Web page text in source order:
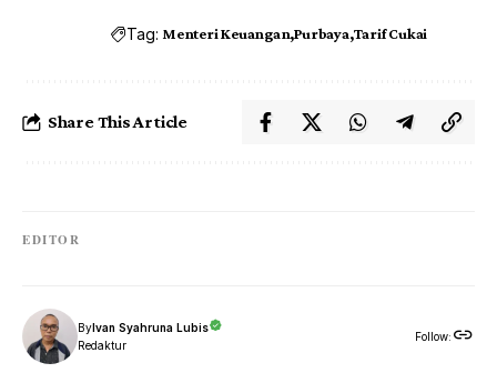
Tag: Menteri Keuangan Purbaya Tarif Cukai
Share This Article
EDITOR
ByIvan Syahruna Lubis
Redaktur
Follow: